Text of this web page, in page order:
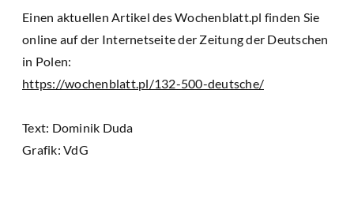
Einen aktuellen Artikel des Wochenblatt.pl finden Sie
online auf der Internetseite der Zeitung der Deutschen
in Polen:
https://wochenblatt.pl/132-500-deutsche/
Text: Dominik Duda
Grafik: VdG